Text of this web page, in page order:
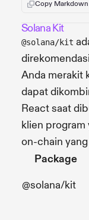
Copy Markdown
Solana Kit
@solana/kit
Anda merakit
dapat
React saat
klien
on-chain
Package
@solana/kit